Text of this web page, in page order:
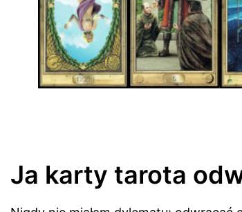
Ja karty tarota